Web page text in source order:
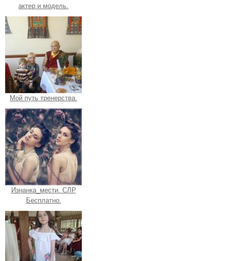
актер и модель.
Мой путь тренерства.
Изнанка_мести. СЛР
Бесплатно.